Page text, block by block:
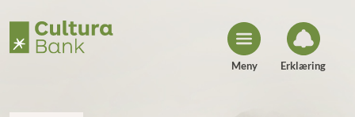
Meny Erklæring